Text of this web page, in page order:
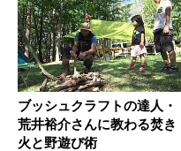
ブッシュクラフトの達人・
荒井裕介さんに教わる焚き
火と野遊び術